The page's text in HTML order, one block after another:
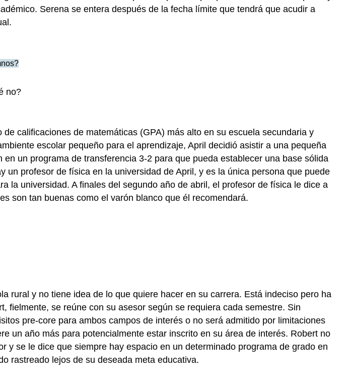
Serena se entera después de la fecha límite que tendrá que acudir a
no?
calificaciones de matemáticas (GPA) más alto en su escuela secundaria y
escolar pequeño para el aprendizaje, April decidió asistir a una pequeña
un programa de transferencia 3-2 para que pueda establecer una base sólida
profesor de física en la universidad de April, y es la única persona que puede
la universidad. A finales del segundo año de abril, el profesor de física le dice a
son tan buenas como el varón blanco que él recomendará.
rural y no tiene idea de lo que quiere hacer en su carrera. Está indeciso pero ha
fielmente, se reúne con su asesor según se requiera cada semestre. Sin
pre-core para ambos campos de interés o no será admitido por limitaciones
un año más para potencialmente estar inscrito en su área de interés. Robert no
se le dice que siempre hay espacio en un determinado programa de grado en
rastreado lejos de su deseada meta educativa.